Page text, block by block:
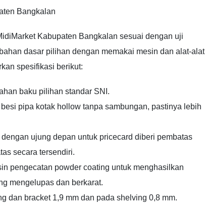
Bangkalan
Kabupaten Bangkalan sesuai dengan uji
dasar pilihan dengan memakai mesin dan alat-alat
spesifikasi berikut:
baku pilihan standar SNI.
pipa kotak hollow tanpa sambungan, pastinya lebih
ujung depan untuk pricecard diberi pembatas
secara tersendiri.
pengecatan powder coating untuk menghasilkan
mengelupas dan berkarat.
dan bracket 1,9 mm dan pada shelving 0,8 mm.